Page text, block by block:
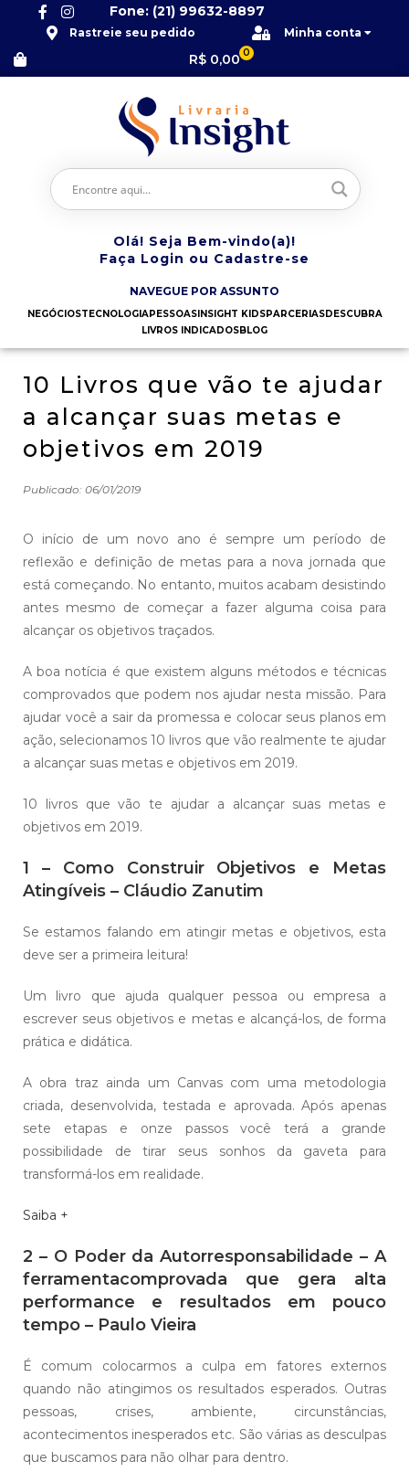
Fone: (21) 99632-8897
Rastreie seu pedido Minha conta
R$ 0,00 0
Olá! Seja Bem-vindo(a)!
Faça Login ou Cadastre-se
NAVEGUE POR ASSUNTO
NEGÓCIOSTECNOLOGIAPESSOASINSIGHT KIDSPARCERIASDESCUBRA
LIVROS INDICADOSBLOG
10 Livros que vão te ajudar
a alcançar suas metas e
objetivos em 2019
Publicado: 06/01/2019
O início de um novo ano é sempre um período de
reflexão e definição de metas para a nova jornada que
está começando. No entanto, muitos acabam desistindo
antes mesmo de começar a fazer alguma coisa para
alcançar os objetivos traçados.
A boa notícia é que existem alguns métodos e técnicas
comprovados que podem nos ajudar nesta missão. Para
ajudar você a sair da promessa e colocar seus planos em
ação, selecionamos 10 livros que vão realmente te ajudar
a alcançar suas metas e objetivos em 2019.
10 livros que vão te ajudar a alcançar suas metas e
objetivos em 2019.
1 – Como Construir Objetivos e Metas
Atingíveis – Cláudio Zanutim
Se estamos falando em atingir metas e objetivos, esta
deve ser a primeira leitura!
Um livro que ajuda qualquer pessoa ou empresa a
escrever seus objetivos e metas e alcançá-los, de forma
prática e didática.
A obra traz ainda um Canvas com uma metodologia
criada, desenvolvida, testada e aprovada. Após apenas
sete etapas e onze passos você terá a grande
possibilidade de tirar seus sonhos da gaveta para
transformá-los em realidade.
Saiba +
2 – O Poder da Autorresponsabilidade – A
ferramentacomprovada que gera alta
performance e resultados em pouco
tempo – Paulo Vieira
É comum colocarmos a culpa em fatores externos
quando não atingimos os resultados esperados. Outras
pessoas, crises, ambiente, circunstâncias,
acontecimentos inesperados etc. São várias as desculpas
que buscamos para não olhar para dentro.